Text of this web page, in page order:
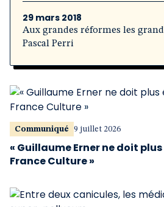
29 mars 2018
Aux grandes réformes les
Pascal Perri
Communiqué 9 juillet 2026
« Guillaume Erner ne doit
France Culture »